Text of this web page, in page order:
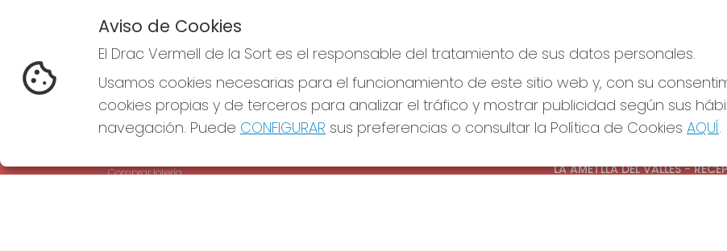
EL DRAC VERMELL DE LA SORT
Comprar lotería
REDES SOCIALES CONTACTO
LA AMETLLA DEL VALLES -
Aviso de Cookies
El Drac Vermell de la Sort es el responsable del tratamiento de sus datos personales.
Usamos cookies necesarias para el funcionamiento de este sitio web y, con su
cookies propias y de terceros para analizar el tráfico y mostrar publicidad según sus
navegación. Puede CONFIGURAR sus preferencias o consultar la Política de Cookies AQUÍ.